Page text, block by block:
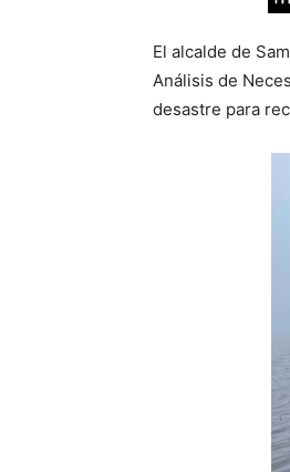
El alcalde de
Análisis de
desastre para